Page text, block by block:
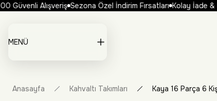
Güvenli Alışveriş Sezona Özel İndirim Fırsatları Kolay İade &
MENÜ
Anasayfa Kahvaltı Takımları Kaya 16 Parça 6